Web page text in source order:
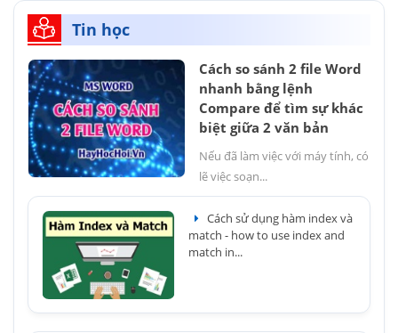
Tin học
Cách so sánh 2 file Word
nhanh bằng lệnh
Compare để tìm sự khác
biệt giữa 2 văn bản
Nếu đã làm việc với máy tính, có
lẽ việc soạn...
Cách sử dụng hàm index và
match - how to use index and
match in...